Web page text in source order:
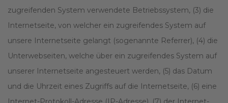
zugreifenden System verwendete Betriebssystem, (3) die
Internetseite, von welcher ein zugreifendes System auf
unsere Internetseite gelangt (sogenannte Referrer), (4) die
Unterwebseiten, welche über ein zugreifendes System auf
unserer Internetseite angesteuert werden, (5) das Datum
und die Uhrzeit eines Zugriffs auf die Internetseite, (6) eine